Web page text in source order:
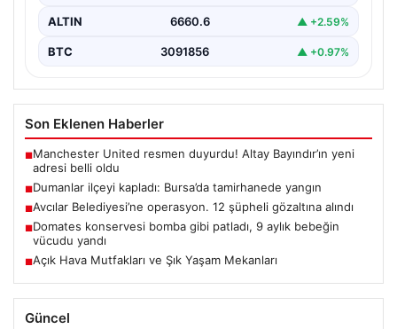
ALTIN 6660.6 ▲ +2.59%
BTC 3091856 ▲ +0.97%
Son Eklenen Haberler
■Manchester United resmen duyurdu! Altay Bayındır’ın yeni
adresi belli oldu
■Dumanlar ilçeyi kapladı: Bursa’da tamirhanede yangın
■Avcılar Belediyesi’ne operasyon. 12 şüpheli gözaltına alındı
■Domates konservesi bomba gibi patladı, 9 aylık bebeğin
vücudu yandı
■Açık Hava Mutfakları ve Şık Yaşam Mekanları
Güncel